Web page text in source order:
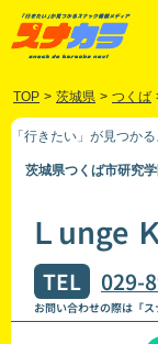
TOP > 茨城県 > つくば
「行きたい」が見つか
茨城県つくば市研究
Ｌunge
TEL 029-
お問い合わせの際は「